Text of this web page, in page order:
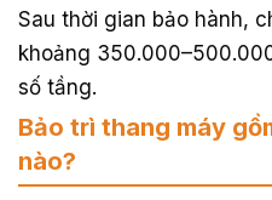
Sau thời gian bảo hành,
khoảng
số tầng.
Bảo trì thang máy
nào?